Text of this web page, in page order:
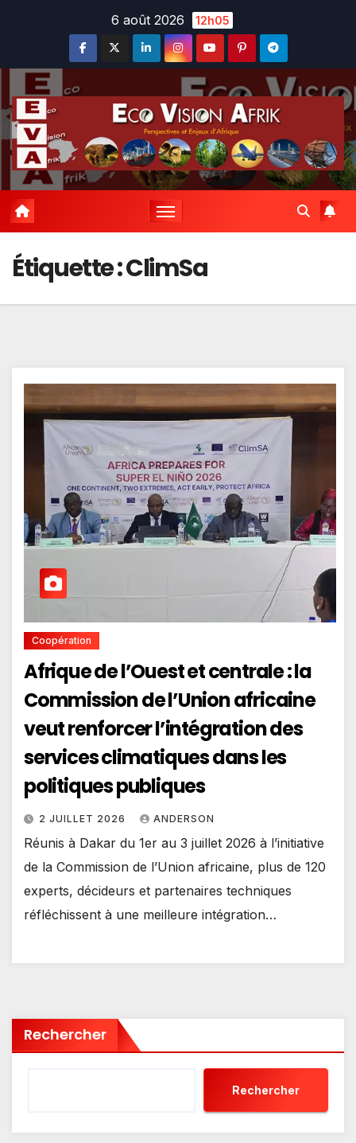
6 août 2026 12h05
Étiquette :ClimSa
Coopération
Afrique de l’Ouest et centrale : la
Commission de l’Union africaine
veut renforcer l’intégration des
services climatiques dans les
politiques publiques
2 JUILLET 2026 ANDERSON
Réunis à Dakar du 1er au 3 juillet 2026 à l’initiative
de la Commission de l’Union africaine, plus de 120
experts, décideurs et partenaires techniques
réfléchissent à une meilleure intégration…
Rechercher
Rechercher